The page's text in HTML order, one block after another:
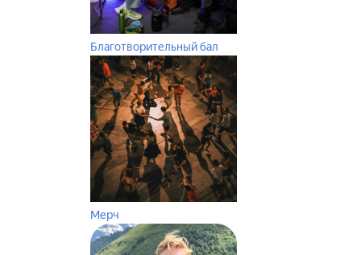
Благотворительный бал
Мерч